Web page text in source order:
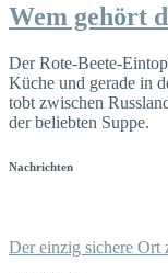
Wem gehört
Der Rote-Beete-
Küche und gerade in
tobt zwischen
der beliebten Suppe.
Nachrichten
Der einzig sichere Ort